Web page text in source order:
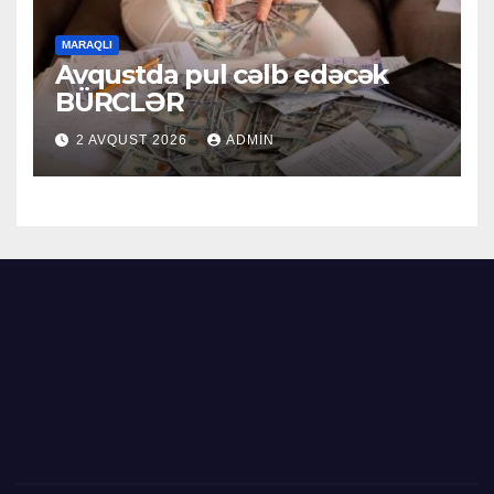
MARAQLI
Avqustda pul cəlb edəcək
BÜRCLƏR
2 AVQUST 2026 ADMIN